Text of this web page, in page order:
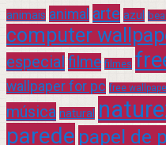
animais animal arte azul
computer
especial filme filmes
wallpaper for pc free
música natural
parede papel de